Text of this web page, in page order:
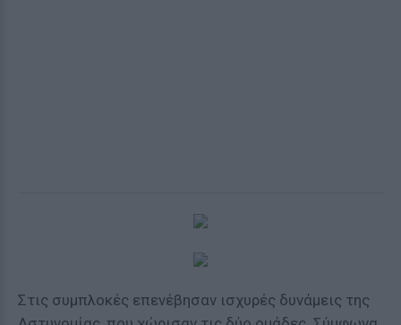
Στις συμπλοκές επενέβησαν ισχυρές δυνάμεις της